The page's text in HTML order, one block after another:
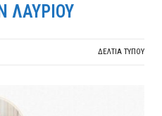
ΛΑΥΡΙΟΥ
ΔΕΛΤΙΑ ΤΥΠΟΥ